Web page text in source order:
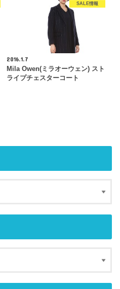
SALE情報
2016.1.7
Mila Owen(ミラオーウェン) スト
ライプチェスターコート